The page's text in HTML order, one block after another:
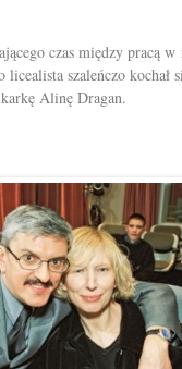
czas między pracą
licealista szaleńczo
Alinę Dragan.